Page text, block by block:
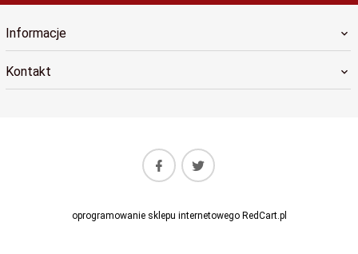
Informacje
Kontakt
oprogramowanie sklepu internetowegoRedCart.pl